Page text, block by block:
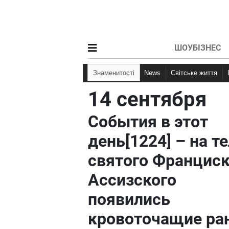
ШОУБІЗНЕС
Знаменитості News Світське життя
14 сентября
События в этот
день[1224] – на
святого
Ассизского
появились
кровоточащие